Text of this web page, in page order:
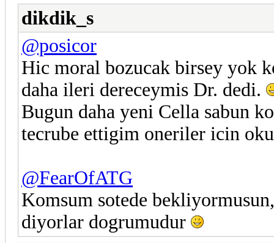
dikdik_s
@posicor
Hic moral bozucak birsey yok
daha ileri dereceymis Dr. dedi.
Bugun daha yeni Cella sabun
tecrube ettigim oneriler icin
@FearOfATG
Komsum sotede
diyorlar dogrumudur